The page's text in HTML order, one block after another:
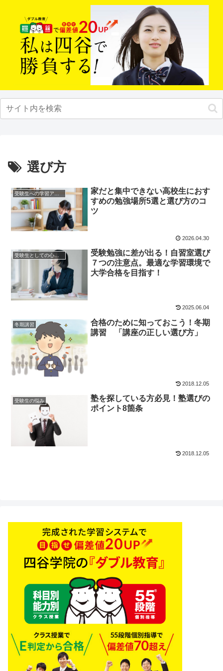
選び方
家だと集中できない高校生におす
すめの勉強場所5選と選び方のコ
ツ
2026.04.30
受験生としての心構え
受験勉強に差が出る！自習室選び
７つの注意点。最適な学習環境で
大学合格を目指す！
2025.06.04
冬期講習
合格のために知っておこう！冬期
講習 「講座の正しい選び方」
2018.12.05
受験生の悩み
塾を探している方必見！塾選びの
ポイント8箇条
2018.12.05